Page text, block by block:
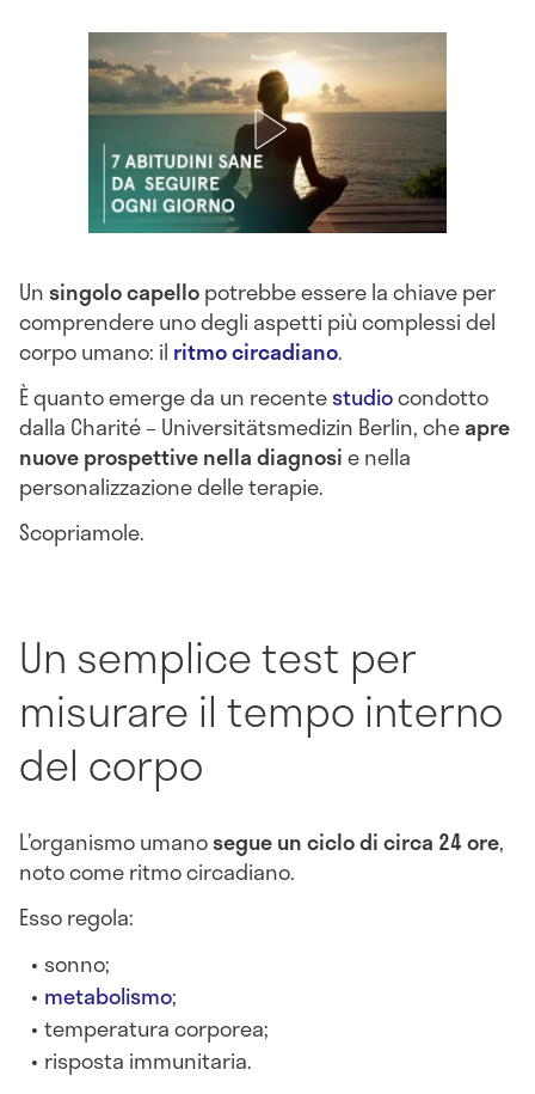
Unsingolo capellopotrebbe essere la chiave per
comprendere uno degli aspetti più complessi del
corpo umano: il ritmo circadiano.
È quanto emerge da un recentestudiocondotto
dalla Charité – Universitätsmedizin Berlin, cheapre
nuove prospettive nella diagnosie nella
personalizzazione delle terapie.
Scopriamole.
Un semplice test per
misurare il tempo interno
del corpo
L’organismo umanosegue un ciclo di circa 24 ore,
noto come ritmo circadiano.
Esso regola:
sonno;
metabolismo;
temperatura corporea;
risposta immunitaria.